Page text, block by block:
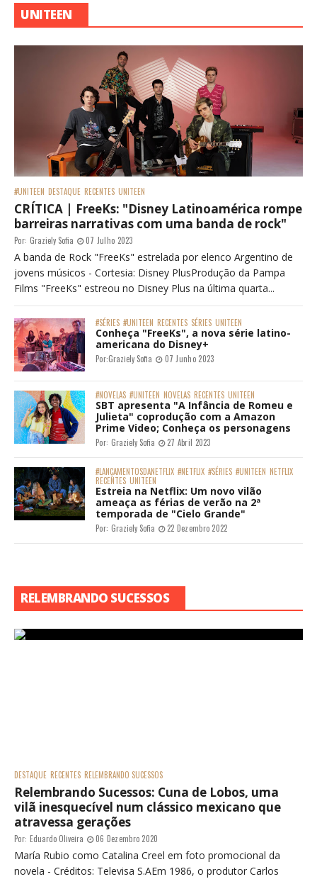
UNITEEN
#UNITEEN DESTAQUE RECENTES UNITEEN
CRÍTICA | FreeKs: "Disney Latinoamérica rompe
barreiras narrativas com uma banda de rock"
Por: Graziely Sofia 07 Julho 2023
A banda de Rock "FreeKs" estrelada por elenco Argentino de
jovens músicos - Cortesia: Disney PlusProdução da Pampa
Films "FreeKs" estreou no Disney Plus na última quarta...
#SÉRIES #UNITEEN RECENTES SÉRIES UNITEEN
Conheça "FreeKs", a nova série latino-
americana do Disney+
Por:Graziely Sofia 07 Junho 2023
#NOVELAS #UNITEEN NOVELAS RECENTES UNITEEN
SBT apresenta "A Infância de Romeu e
Julieta" coprodução com a Amazon
Prime Video; Conheça os personagens
Por: Graziely Sofia 27 Abril 2023
#LANÇAMENTOSDANETFLIX #NETFLIX #SÉRIES #UNITEEN NETFLIX
RECENTES UNITEEN
Estreia na Netflix: Um novo vilão
ameaça as férias de verão na 2ª
temporada de "Cielo Grande"
Por: Graziely Sofia 22 Dezembro 2022
RELEMBRANDO SUCESSOS
DESTAQUE RECENTES RELEMBRANDO SUCESSOS
Relembrando Sucessos: Cuna de Lobos, uma
vilã inesquecível num clássico mexicano que
atravessa gerações
Por: Eduardo Oliveira 06 Dezembro 2020
María Rubio como Catalina Creel em foto promocional da
novela - Créditos: Televisa S.AEm 1986, o produtor Carlos